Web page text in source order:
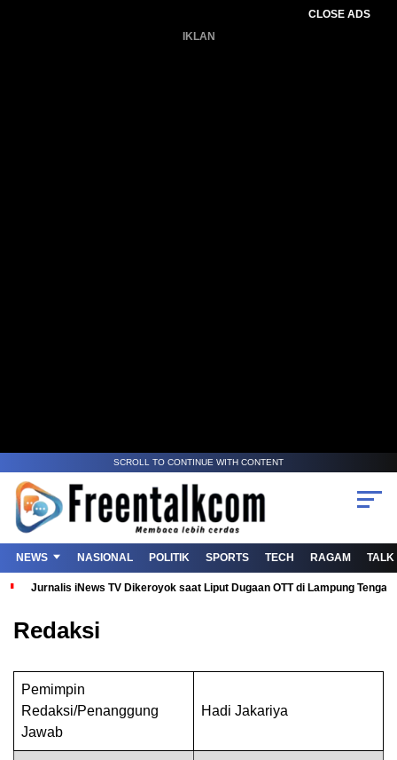
CLOSE ADS
IKLAN
SCROLL TO CONTINUE WITH CONTENT
NEWS NASIONAL POLITIK SPORTS TECH RAGAM TALK
Jurnalis iNews TV Dikeroyok saat Liput Dugaan OTT di Lampung
Redaksi
Pemimpin
Redaksi/Penanggung
Jawab
Hadi Jakariya